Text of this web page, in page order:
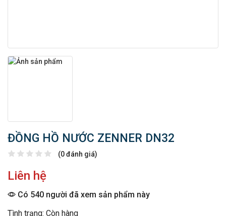
ĐỒNG HỒ NƯỚC ZENNER DN32
(0 đánh giá)
Liên hệ
Có 540 người đã xem sản phẩm này
Tình trạng: Còn hàng